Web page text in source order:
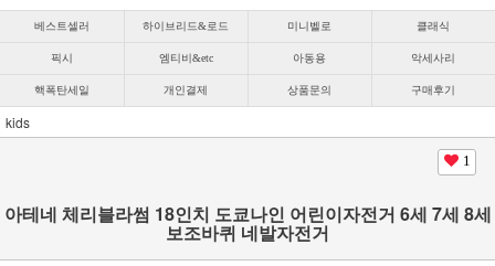
베스트셀러 하이브리드&로드 미니벨로 클래식
픽시 엠티비&etc 아동용 악세사리
핵폭탄세일 개인결제 상품문의 구매후기
kids
1
아테네 체리블라썸 18인치 도쿄나인 어린이자전거 6세 7세 8세
보조바퀴 네발자전거